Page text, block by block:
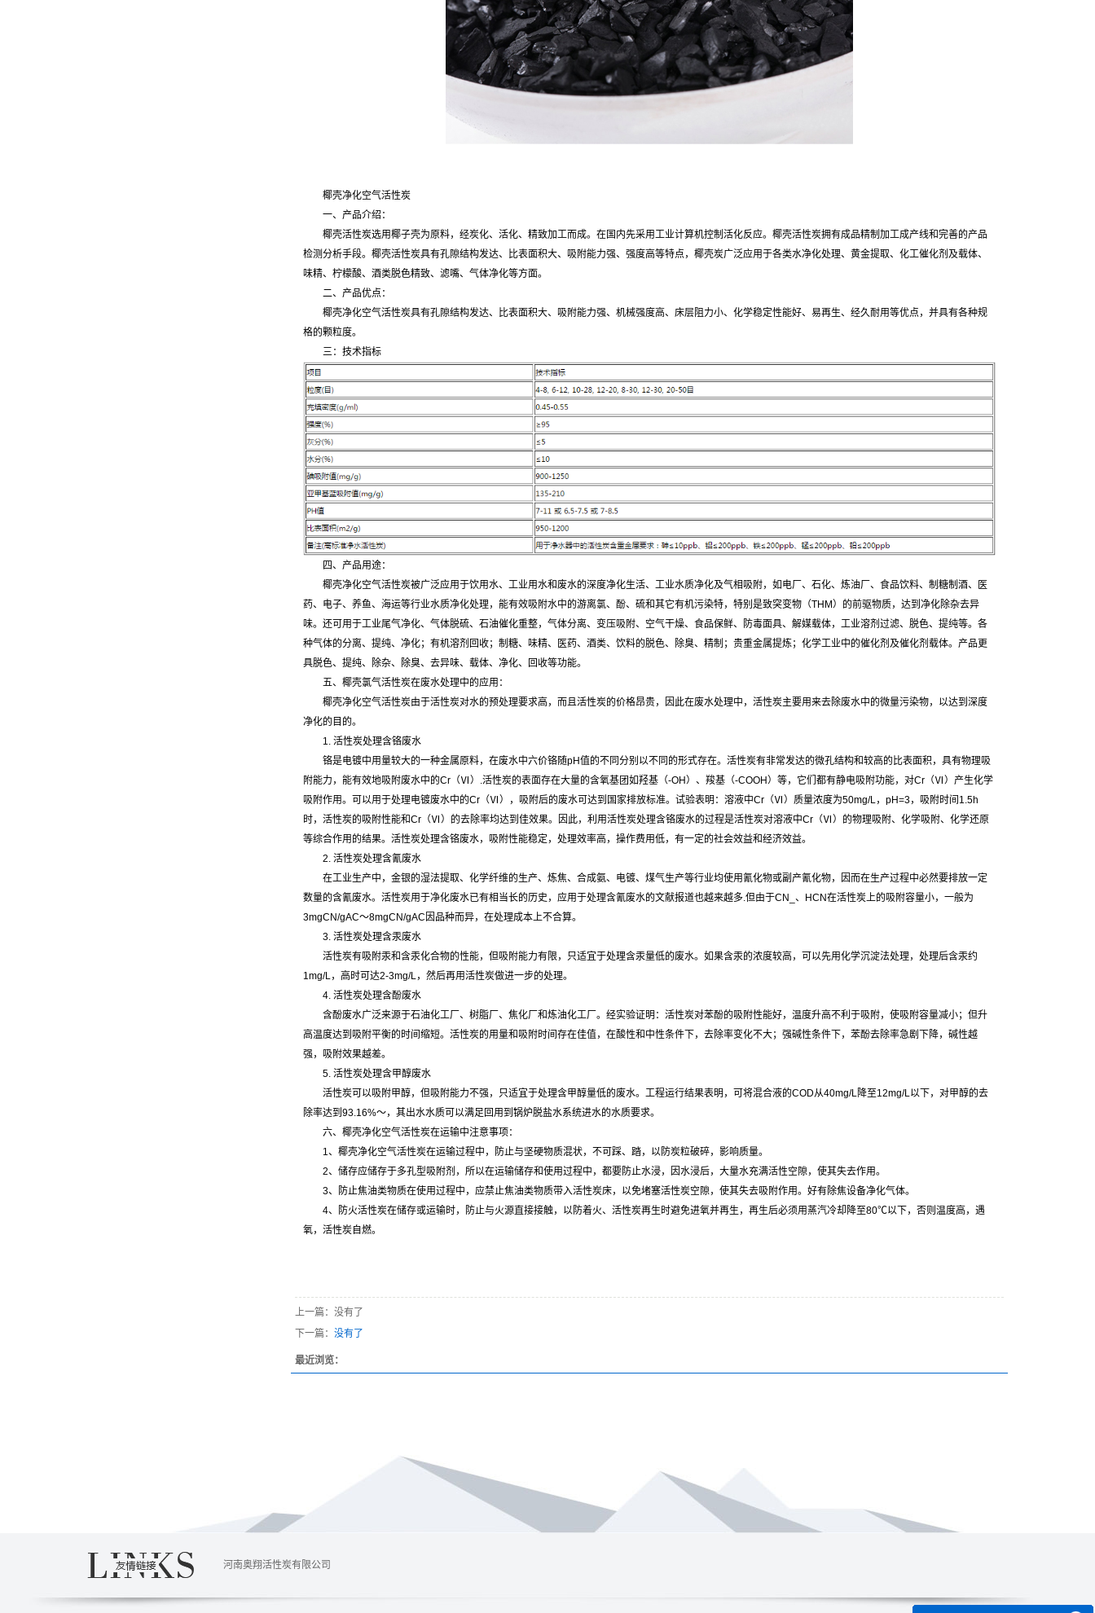
椰壳净化空气活性炭
一、产品介绍：
椰壳活性炭选用椰子壳为原料，经炭化、活化、精致加工而成。在国内先采用工业计算机控制活化反应。椰壳活性炭拥有成品精制加工成产线和完善的产品
检测分析手段。椰壳活性炭具有孔隙结构发达、比表面积大、吸附能力强、强度高等特点，椰壳炭广泛应用于各类水净化处理、黄金提取、化工催化剂及载体、
味精、柠檬酸、酒类脱色精致、滤嘴、气体净化等方面。
二、产品优点：
椰壳净化空气活性炭具有孔隙结构发达、比表面积大、吸附能力强、机械强度高、床层阻力小、化学稳定性能好、易再生、经久耐用等优点，并具有各种规
格的颗粒度。
三：技术指标
四、产品用途：
椰壳净化空气活性炭被广泛应用于饮用水、工业用水和废水的深度净化生活、工业水质净化及气相吸附，如电厂、石化、炼油厂、食品饮料、制糖制酒、医
药、电子、养鱼、海运等行业水质净化处理，能有效吸附水中的游离氯、酚、硫和其它有机污染特，特别是致突变物（THM）的前驱物质，达到净化除杂去异
味。还可用于工业尾气净化、气体脱硫、石油催化重整，气体分离、变压吸附、空气干燥、食品保鲜、防毒面具、解媒载体，工业溶剂过滤、脱色、提纯等。各
种气体的分离、提纯、净化；有机溶剂回收；制糖、味精、医药、酒类、饮料的脱色、除臭、精制；贵重金属提炼；化学工业中的催化剂及催化剂载体。产品更
具脱色、提纯、除杂、除臭、去异味、载体、净化、回收等功能。
五、椰壳氯气活性炭在废水处理中的应用：
椰壳净化空气活性炭由于活性炭对水的预处理要求高，而且活性炭的价格昂贵，因此在废水处理中，活性炭主要用来去除废水中的微量污染物，以达到深度
净化的目的。
1. 活性炭处理含铬废水
铬是电镀中用量较大的一种金属原料，在废水中六价铬随pH值的不同分别以不同的形式存在。活性炭有非常发达的微孔结构和较高的比表面积，具有物理吸
附能力，能有效地吸附废水中的Cr（Ⅵ）.活性炭的表面存在大量的含氧基团如羟基（-OH）、羧基（-COOH）等，它们都有静电吸附功能，对Cr（Ⅵ）产生化学
吸附作用。可以用于处理电镀废水中的Cr（Ⅵ），吸附后的废水可达到国家排放标准。试验表明：溶液中Cr（Ⅵ）质量浓度为50mg/L，pH=3，吸附时间1.5h
时，活性炭的吸附性能和Cr（Ⅵ）的去除率均达到佳效果。因此，利用活性炭处理含铬废水的过程是活性炭对溶液中Cr（Ⅵ）的物理吸附、化学吸附、化学还原
等综合作用的结果。活性炭处理含铬废水，吸附性能稳定，处理效率高，操作费用低，有一定的社会效益和经济效益。
2. 活性炭处理含氰废水
在工业生产中，金银的湿法提取、化学纤维的生产、炼焦、合成氨、电镀、煤气生产等行业均使用氰化物或副产氰化物，因而在生产过程中必然要排放一定
数量的含氰废水。活性炭用于净化废水已有相当长的历史，应用于处理含氰废水的文献报道也越来越多.但由于CN_、HCN在活性炭上的吸附容量小，一般为
3mgCN/gAC～8mgCN/gAC因品种而异，在处理成本上不合算。
3. 活性炭处理含汞废水
活性炭有吸附汞和含汞化合物的性能，但吸附能力有限，只适宜于处理含汞量低的废水。如果含汞的浓度较高，可以先用化学沉淀法处理，处理后含汞约
1mg/L，高时可达2-3mg/L，然后再用活性炭做进一步的处理。
4. 活性炭处理含酚废水
含酚废水广泛来源于石油化工厂、树脂厂、焦化厂和炼油化工厂。经实验证明：活性炭对苯酚的吸附性能好，温度升高不利于吸附，使吸附容量减小；但升
高温度达到吸附平衡的时间缩短。活性炭的用量和吸附时间存在佳值，在酸性和中性条件下，去除率变化不大；强碱性条件下，苯酚去除率急剧下降，碱性越
强，吸附效果越差。
5. 活性炭处理含甲醇废水
活性炭可以吸附甲醇，但吸附能力不强，只适宜于处理含甲醇量低的废水。工程运行结果表明，可将混合液的COD从40mg/L降至12mg/L以下，对甲醇的去
除率达到93.16%～，其出水水质可以满足回用到锅炉脱盐水系统进水的水质要求。
六、椰壳净化空气活性炭在运输中注意事项：
1、椰壳净化空气活性炭在运输过程中，防止与坚硬物质混状，不可踩、踏，以防炭粒破碎，影响质量。
2、储存应储存于多孔型吸附剂，所以在运输储存和使用过程中，都要防止水浸，因水浸后，大量水充满活性空隙，使其失去作用。
3、防止焦油类物质在使用过程中，应禁止焦油类物质带入活性炭床，以免堵塞活性炭空隙，使其失去吸附作用。好有除焦设备净化气体。
4、防火活性炭在储存或运输时，防止与火源直接接触，以防着火、活性炭再生时避免进氧并再生，再生后必须用蒸汽冷却降至80℃以下，否则温度高，遇
氧，活性炭自燃。
上一篇：没有了
下一篇： 没有了
最近浏览：
河南奥翔活性炭有限公司